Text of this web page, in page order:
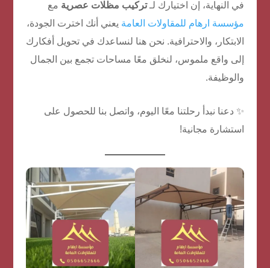
في النهاية، إن اختيارك لـتركيب مظلات عصرية مع
مؤسسة ارهام للمقاولات العامة يعني أنك اخترت الجودة،
الابتكار، والاحترافية. نحن هنا لنساعدك في تحويل أفكارك
إلى واقع ملموس، لنخلق معًا مساحات تجمع بين الجمال
والوظيفة.
✨ دعنا نبدأ رحلتنا معًا اليوم، واتصل بنا للحصول على
استشارة مجانية!